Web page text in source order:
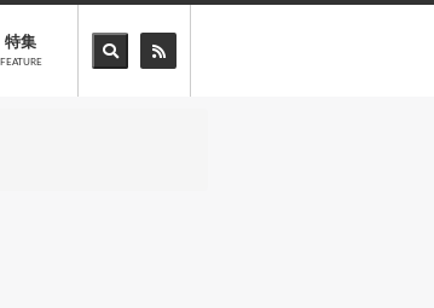
特集
FEATURE